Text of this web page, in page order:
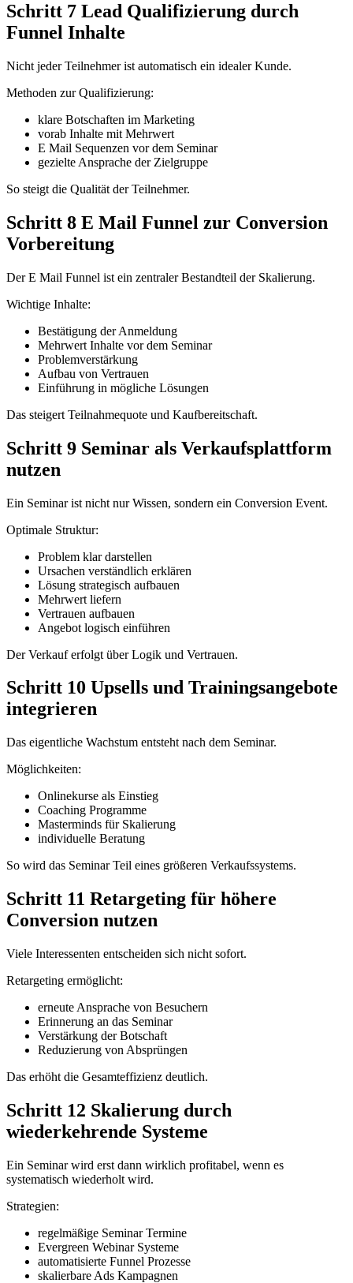
Schritt 7 Lead Qualifizierung durch
Funnel Inhalte
Nicht jeder Teilnehmer ist automatisch ein idealer Kunde.
Methoden zur Qualifizierung:
klare Botschaften im Marketing
vorab Inhalte mit Mehrwert
E Mail Sequenzen vor dem Seminar
gezielte Ansprache der Zielgruppe
So steigt die Qualität der Teilnehmer.
Schritt 8 E Mail Funnel zur Conversion
Vorbereitung
Der E Mail Funnel ist ein zentraler Bestandteil der Skalierung.
Wichtige Inhalte:
Bestätigung der Anmeldung
Mehrwert Inhalte vor dem Seminar
Problemverstärkung
Aufbau von Vertrauen
Einführung in mögliche Lösungen
Das steigert Teilnahmequote und Kaufbereitschaft.
Schritt 9 Seminar als Verkaufsplattform
nutzen
Ein Seminar ist nicht nur Wissen, sondern ein Conversion Event.
Optimale Struktur:
Problem klar darstellen
Ursachen verständlich erklären
Lösung strategisch aufbauen
Mehrwert liefern
Vertrauen aufbauen
Angebot logisch einführen
Der Verkauf erfolgt über Logik und Vertrauen.
Schritt 10 Upsells und Trainingsangebote
integrieren
Das eigentliche Wachstum entsteht nach dem Seminar.
Möglichkeiten:
Onlinekurse als Einstieg
Coaching Programme
Masterminds für Skalierung
individuelle Beratung
So wird das Seminar Teil eines größeren Verkaufssystems.
Schritt 11 Retargeting für höhere
Conversion nutzen
Viele Interessenten entscheiden sich nicht sofort.
Retargeting ermöglicht:
erneute Ansprache von Besuchern
Erinnerung an das Seminar
Verstärkung der Botschaft
Reduzierung von Absprüngen
Das erhöht die Gesamteffizienz deutlich.
Schritt 12 Skalierung durch
wiederkehrende Systeme
Ein Seminar wird erst dann wirklich profitabel, wenn es
systematisch wiederholt wird.
Strategien:
regelmäßige Seminar Termine
Evergreen Webinar Systeme
automatisierte Funnel Prozesse
skalierbare Ads Kampagnen